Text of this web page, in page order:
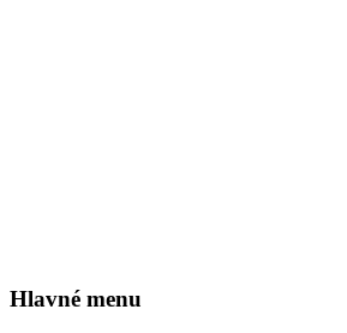
Hlavné menu